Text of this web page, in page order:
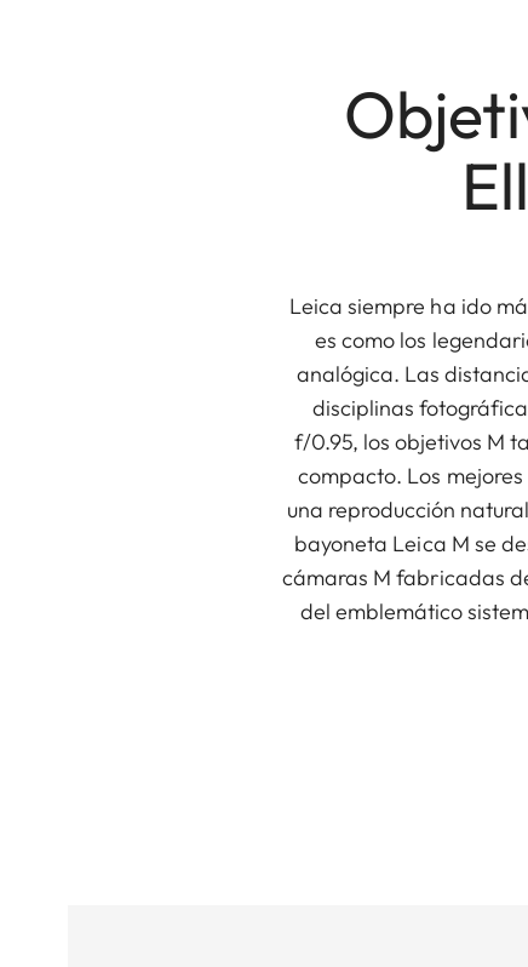
Leica siempre ha ido
es como los
analógica. Las
disciplinas
f/0.95, los objetivos M
compacto. Los
una reproducción
bayoneta Leica M se
cámaras M fabricadas
del emblemático